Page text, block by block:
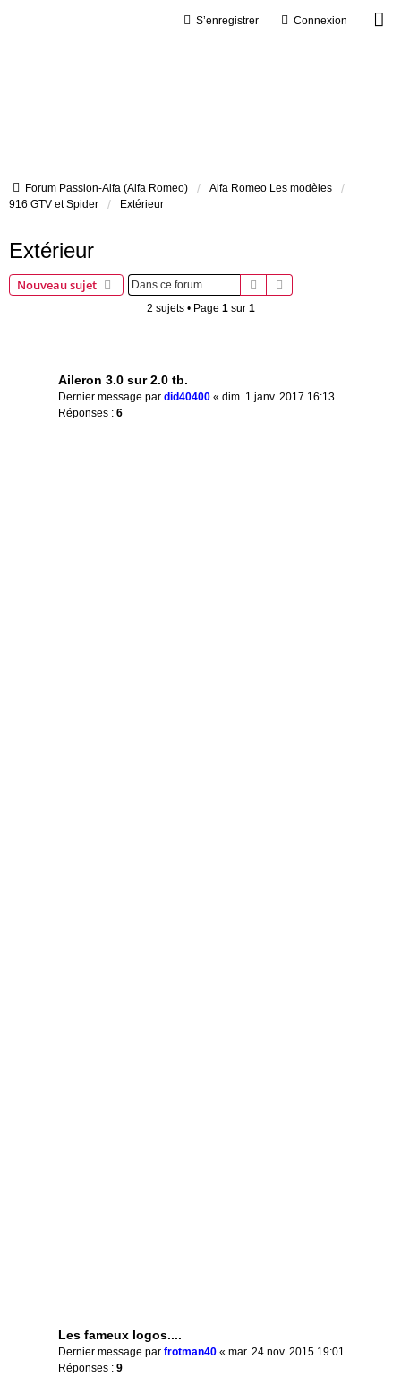
Connexion
S’enregistrer
Forum Passion-Alfa (Alfa Romeo)
Alfa Romeo Les modèles
916 GTV et Spider
Extérieur
Extérieur
Nouveau sujet Rechercher
2 sujets • Page 1sur 1
Aileron 3.0 sur 2.0 tb.
Dernier message par did40400 « dim. 1 janv. 2017 16:13
Réponses : 6
Les fameux logos....
Dernier message par frotman40 « mar. 24 nov. 2015 19:01
Réponses : 9